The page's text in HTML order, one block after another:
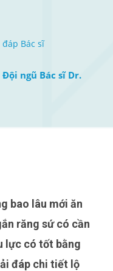
đáp Bác sĩ
Đội ngũ Bác sĩ Dr.
răng sứ có cần
lực có tốt bằng
đáp chi tiết lộ